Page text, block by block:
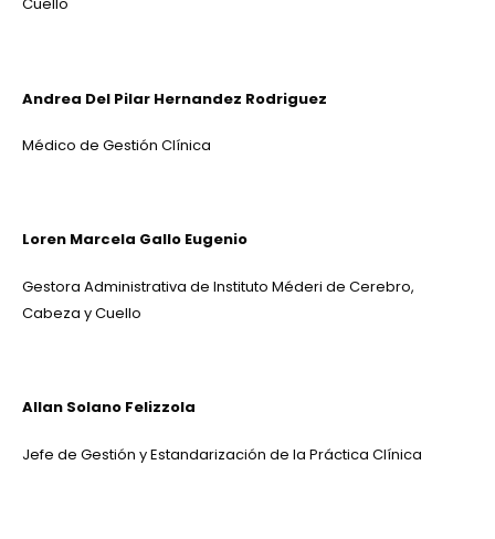
Cuello
Andrea Del Pilar Hernandez Rodriguez
Médico de Gestión Clínica
Loren Marcela Gallo Eugenio
Gestora Administrativa de Instituto Méderi de Cerebro,
Cabeza y Cuello
Allan Solano Felizzola
Jefe de Gestión y Estandarización de la Práctica Clínica